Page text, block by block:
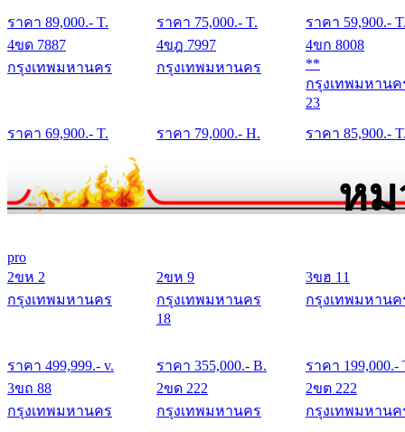
ราคา 89,000.- T.
ราคา 75,000.- T. ราคา 59,900.-
4ขด 7887
กรุงเทพมหานคร
ราคา 69,900.- T.
4ขฎ 7997
กรุงเทพมหานคร
ราคา 79,000.- H.
4ขก 8008
**
กรุงเทพมหานค
23
ราคา 85,900.-
หม
pro
2ขห 2
กรุงเทพมหานคร
ราคา 499,999.- v.
2ขห 9
กรุงเทพมหานคร
18
ราคา 355,000.- B.
3ขฮ 11
กรุงเทพมหานค
ราคา 199,000.-
3ขถ 88
กรุงเทพมหานคร
2ขด 222
กรุงเทพมหานคร
2ขต 222
กรุงเทพมหานค